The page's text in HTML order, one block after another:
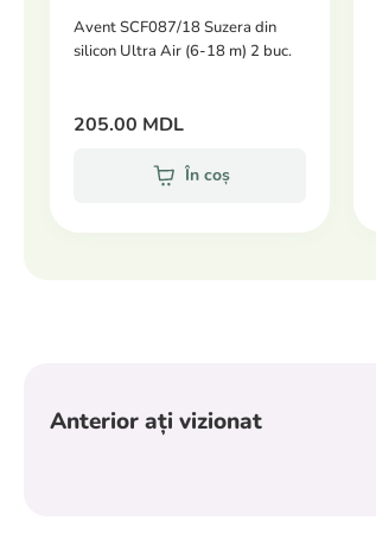
Avent SCF087/18 Suzera din
silicon Ultra Air (6-18 m) 2 buc.
205.00 MDL
În coș
Anterior ați vizionat